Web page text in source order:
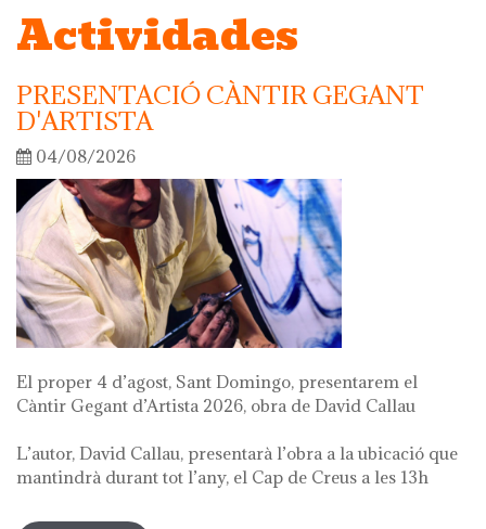
Actividades
PRESENTACIÓ CÀNTIR GEGANT
D'ARTISTA
04/08/2026
El proper 4 d’agost, Sant Domingo, presentarem el
Càntir Gegant d’Artista 2026, obra de David Callau
L’autor, David Callau, presentarà l’obra a la ubicació que
mantindrà durant tot l’any, el Cap de Creus a les 13h